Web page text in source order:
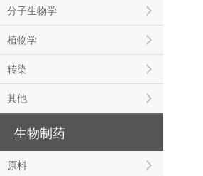
分子生物学
植物学
转染
其他
生物制药
原料